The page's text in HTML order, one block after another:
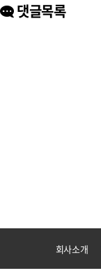
댓글목록
회사소개